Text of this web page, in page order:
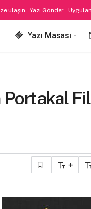
ulaşın Yazı Gönder
Yazı Masası
Portakal
+